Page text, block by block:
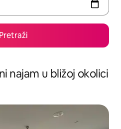
Pretraži
najam u bližoj okolici
oznakom „Odabrali gosti”